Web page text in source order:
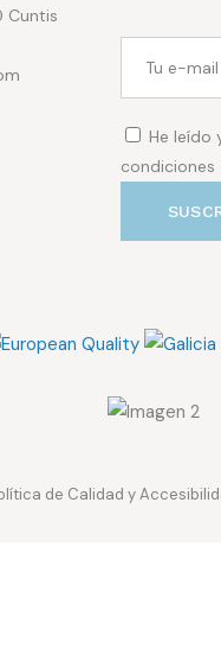
Cuntis
He leído
condiciones
de Calidad y